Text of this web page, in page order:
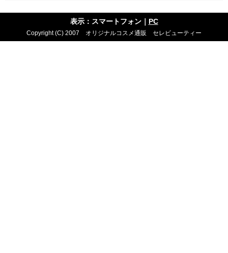
表示：スマートフォン｜ PC
Copyright (C) 2007 オリジナルコスメ通販 セレビューティー